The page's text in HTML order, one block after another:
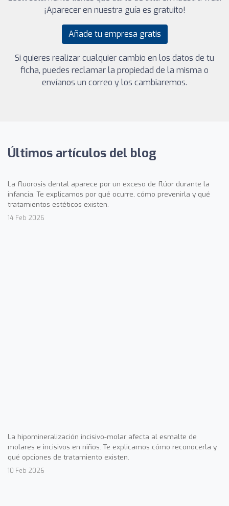
¡Aparecer en nuestra guía es gratuito!
Añade tu empresa gratis
Si quieres realizar cualquier cambio en los datos de tu
ficha, puedes reclamar la propiedad de la misma o
envíanos un correo y los cambiaremos.
Últimos artículos del blog
La fluorosis dental aparece por un exceso de flúor durante la
infancia. Te explicamos por qué ocurre, cómo prevenirla y qué
tratamientos estéticos existen.
14 Feb 2026
La hipomineralización incisivo-molar afecta al esmalte de
molares e incisivos en niños. Te explicamos cómo reconocerla y
qué opciones de tratamiento existen.
10 Feb 2026